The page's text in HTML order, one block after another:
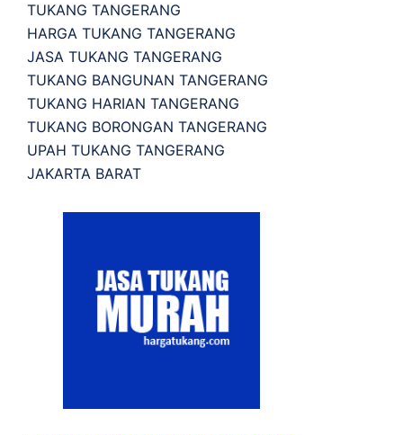
TUKANG TANGERANG
HARGA TUKANG TANGERANG
JASA TUKANG TANGERANG
TUKANG BANGUNAN TANGERANG
TUKANG HARIAN TANGERANG
TUKANG BORONGAN TANGERANG
UPAH TUKANG TANGERANG
JAKARTA BARAT